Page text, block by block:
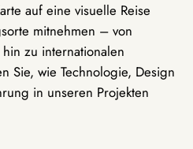
auf eine visuelle Reise
mitnehmen – von
zu internationalen
Sie, wie Technologie, Design
in unseren Projekten